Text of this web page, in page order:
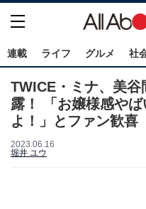
連載 ライフ グルメ 社
TWICE・ミナ、美
露！ 「お嬢様感や
よ！」とファン歓喜
2023.06.16
堀井 ユウ